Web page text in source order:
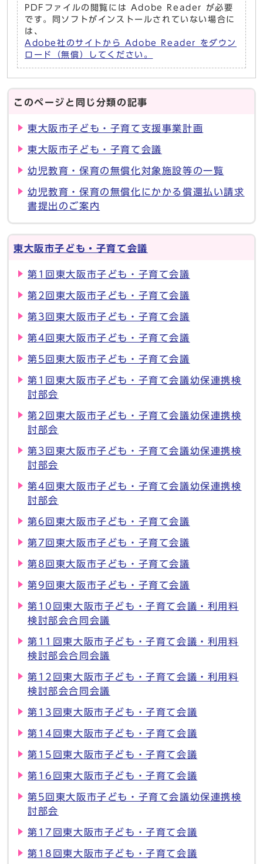
PDFファイルの閲覧には Adobe Reader が必要
です。同ソフトがインストールされていない場合に
は、
Adobe社のサイトから Adobe Reader をダウン
ロード（無償）してください。
このページと同じ分類の記事
東大阪市子ども・子育て支援事業計画
東大阪市子ども・子育て会議
幼児教育・保育の無償化対象施設等の一覧
幼児教育・保育の無償化にかかる償還払い請求
書提出のご案内
東大阪市子ども・子育て会議
第1回東大阪市子ども・子育て会議
第2回東大阪市子ども・子育て会議
第3回東大阪市子ども・子育て会議
第4回東大阪市子ども・子育て会議
第5回東大阪市子ども・子育て会議
第1回東大阪市子ども・子育て会議幼保連携検
討部会
第2回東大阪市子ども・子育て会議幼保連携検
討部会
第3回東大阪市子ども・子育て会議幼保連携検
討部会
第4回東大阪市子ども・子育て会議幼保連携検
討部会
第6回東大阪市子ども・子育て会議
第7回東大阪市子ども・子育て会議
第8回東大阪市子ども・子育て会議
第9回東大阪市子ども・子育て会議
第10回東大阪市子ども・子育て会議・利用料
検討部会合同会議
第11回東大阪市子ども・子育て会議・利用料
検討部会合同会議
第12回東大阪市子ども・子育て会議・利用料
検討部会合同会議
第13回東大阪市子ども・子育て会議
第14回東大阪市子ども・子育て会議
第15回東大阪市子ども・子育て会議
第16回東大阪市子ども・子育て会議
第5回東大阪市子ども・子育て会議幼保連携検
討部会
第17回東大阪市子ども・子育て会議
第18回東大阪市子ども・子育て会議